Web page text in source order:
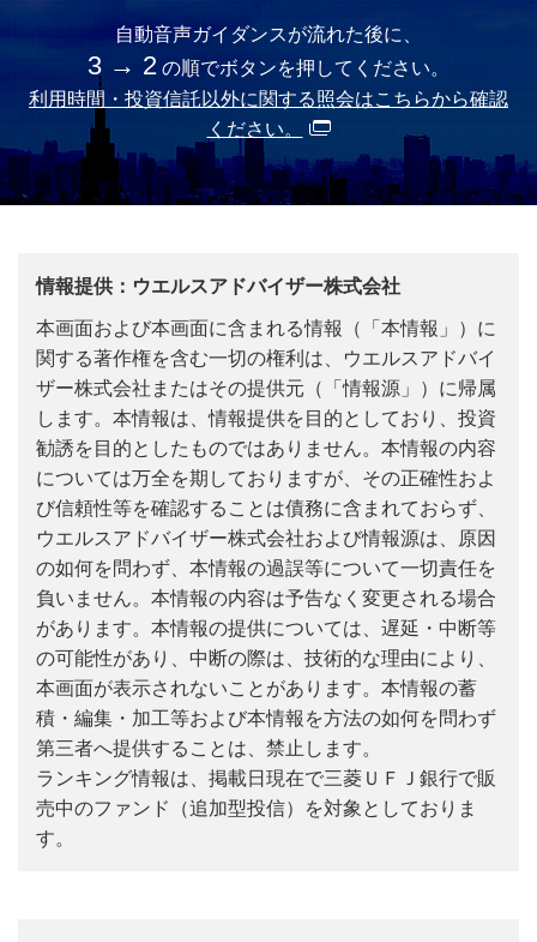
自動音声ガイダンスが流れた後に、
3 → 2 の順でボタンを押してください。
利用時間・投資信託以外に関する照会はこちらから確認
ください。
情報提供：ウエルスアドバイザー株式会社
本画面および本画面に含まれる情報（「本情報」）に
関する著作権を含む一切の権利は、ウエルスアドバイ
ザー株式会社またはその提供元（「情報源」）に帰属
します。本情報は、情報提供を目的としており、投資
勧誘を目的としたものではありません。本情報の内容
については万全を期しておりますが、その正確性およ
び信頼性等を確認することは債務に含まれておらず、
ウエルスアドバイザー株式会社および情報源は、原因
の如何を問わず、本情報の過誤等について一切責任を
負いません。本情報の内容は予告なく変更される場合
があります。本情報の提供については、遅延・中断等
の可能性があり、中断の際は、技術的な理由により、
本画面が表示されないことがあります。本情報の蓄
積・編集・加工等および本情報を方法の如何を問わず
第三者へ提供することは、禁止します。
ランキング情報は、掲載日現在で三菱ＵＦＪ銀行で販
売中のファンド（追加型投信）を対象としておりま
す。